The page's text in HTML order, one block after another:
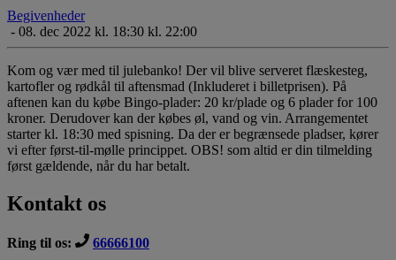
Begivenheder
- 08. dec 2022 kl. 18:30 kl. 22:00
Kom og vær med til julebanko! Der vil blive serveret flæskesteg,
kartofler og rødkål til aftensmad (Inkluderet i billetprisen). På
aftenen kan du købe Bingo-plader: 20 kr/plade og 6 plader for 100
kroner. Derudover kan der købes øl, vand og vin. Arrangementet
starter kl. 18:30 med spisning. Da der er begrænsede pladser, kører
vi efter først-til-mølle princippet. OBS! som altid er din tilmelding
først gældende, når du har betalt.
Kontakt os
Ring til os:
66666100